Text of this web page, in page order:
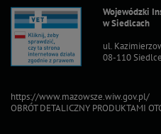
Wojewódzki
w Siedlcach
ul.
08-110 Siedlce
https://www.mazowsze.wiw.gov.pl/
OBRÓT DETALICZNY PRODUKTAMI